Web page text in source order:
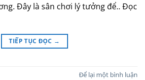
Đây là sân chơi lý tưởng để.. Đọc
TIẾP TỤC ĐỌC →
Để lại một bình luận